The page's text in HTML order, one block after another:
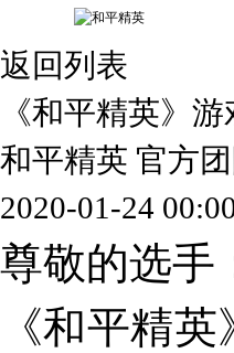
返回列表
《和平精英》
和平精英 官方
2020-01-24
尊敬的选手
《和平精